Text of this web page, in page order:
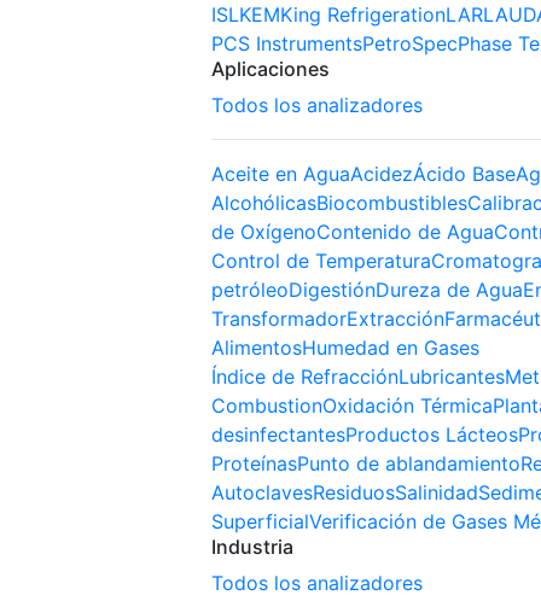
ISLKEMKing RefrigerationLAR
PCS InstrumentsPetroSpecPhase
Aplicaciones
Todos los analizadores
Aceite en AguaAcidezÁcido Base
AlcohólicasBiocombustibles
de OxígenoContenido de Agua
Control de Temperatura
petróleoDigestiónDureza de Agua
TransformadorExtracción
AlimentosHumedad en Gases
Índice de RefracciónLubricantes
CombustionOxidación Térmica
desinfectantesProductos Lácteos
ProteínasPunto de ablandamiento
AutoclavesResiduosSalinidad
SuperficialVerificación de Gases
Industria
Todos los analizadores